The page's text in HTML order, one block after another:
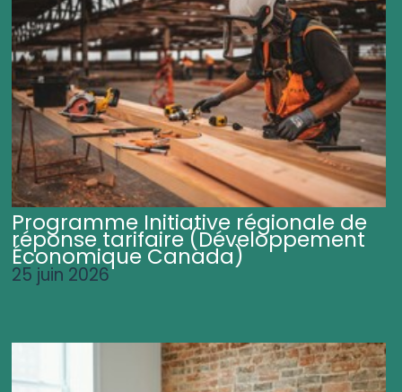
Programme Initiative régionale de
réponse tarifaire (Développement
Économique Canada)
25 juin 2026